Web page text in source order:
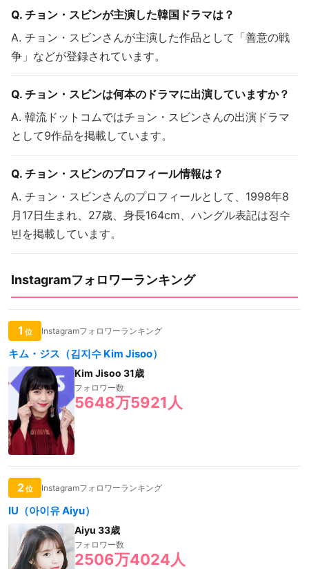
Q. チョン・スビンが主演した韓国ドラマは？
A. チョン・スビンさんが主演した作品として「善意の戦
争」などが登録されています。
Q. チョン・スビンは何本のドラマに出演していますか？
A. 韓流ドットコムではチョン・スビンさんの出演ドラマ
として9作品を掲載しています。
Q. チョン・スビンのプロフィール情報は？
A. チョン・スビンさんのプロフィールとして、1998年8
月17日生まれ、27歳、身長164cm、ハングル表記は정수
빈を掲載しています。
Instagramフォロワーランキング
1 位 Instagramフォロワーランキング
キム・ジス（김지수 Kim Jisoo）
Kim Jisoo 31歳
フォロワー数
5648万5921人
2位 Instagramフォロワーランキング
IU（아이유 Aiyu）
Aiyu 33歳
フォロワー数
2506万4024人